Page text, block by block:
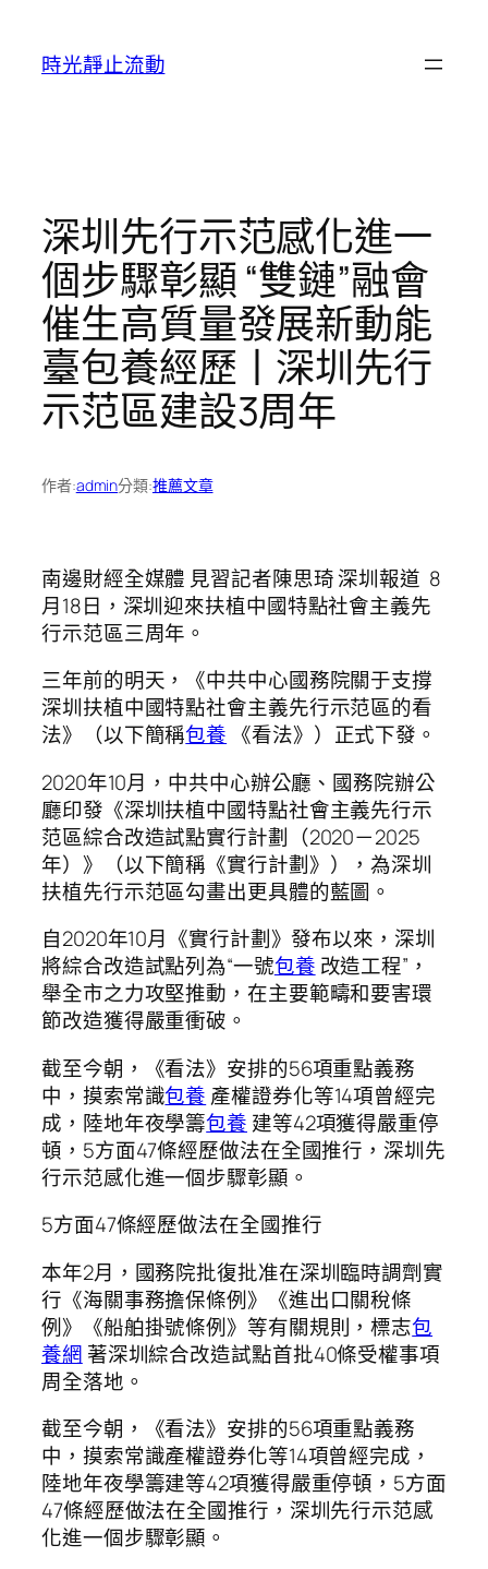
時光靜止流動
深圳先行示范感化進一
個步驟彰顯 “雙鏈”融會
催生高質量發展新動能
臺包養經歷丨深圳先行
示范區建設3周年
作者:admin分類:推薦文章
南邊財經全媒體 見習記者陳思琦 深圳報道 8
月18日，深圳迎來扶植中國特點社會主義先
行示范區三周年。
三年前的明天，《中共中心國務院關于支撐
深圳扶植中國特點社會主義先行示范區的看
法》（以下簡稱包養 《看法》）正式下發。
2020年10月，中共中心辦公廳、國務院辦公
廳印發《深圳扶植中國特點社會主義先行示
范區綜合改造試點實行計劃（2020－2025
年）》（以下簡稱《實行計劃》），為深圳
扶植先行示范區勾畫出更具體的藍圖。
自2020年10月《實行計劃》發布以來，深圳
將綜合改造試點列為“一號包養 改造工程”，
舉全市之力攻堅推動，在主要範疇和要害環
節改造獲得嚴重衝破。
截至今朝，《看法》安排的56項重點義務
中，摸索常識包養 產權證券化等14項曾經完
成，陸地年夜學籌包養 建等42項獲得嚴重停
頓，5方面47條經歷做法在全國推行，深圳先
行示范感化進一個步驟彰顯。
5方面47條經歷做法在全國推行
本年2月，國務院批復批准在深圳臨時調劑實
行《海關事務擔保條例》《進出口關稅條
例》《船舶掛號條例》等有關規則，標志包
養網 著深圳綜合改造試點首批40條受權事項
周全落地。
截至今朝，《看法》安排的56項重點義務
中，摸索常識產權證券化等14項曾經完成，
陸地年夜學籌建等42項獲得嚴重停頓，5方面
47條經歷做法在全國推行，深圳先行示范感
化進一個步驟彰顯。